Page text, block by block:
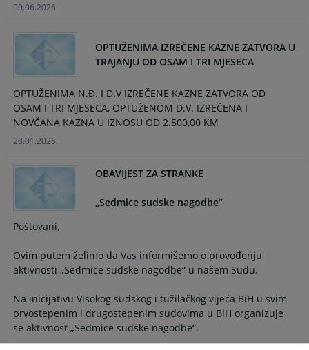
date.
Press
question
mark
key
to
get
the
shortcuts
changing
dates.
the
question
key
to
get
for
changing
09.06.2026.
OPTUŽENIMA IZREČENE KAZNE ZATVORA U
TRAJANJU OD OSAM I TRI MJESECA
OPTUŽENIMA N.Đ. I D.V IZREČENE KAZNE ZATVORA OD
OSAM I TRI MJESECA, OPTUŽENOM D.V. IZREČENA I
NOVČANA KAZNA U IZNOSU OD 2.500,00 KM
28.01.2026.
OBAVIJEST ZA STRANKE
„Sedmice sudske nagodbe“
Poštovani,
Ovim putem želimo da Vas informišemo o provođenju
aktivnosti „Sedmice sudske nagodbe“ u našem Sudu.
Na inicijativu Visokog sudskog i tužilačkog vijeća BiH u svim
prvostepenim i drugostepenim sudovima u BiH organizuje
se aktivnost „Sedmice sudske nagodbe“.